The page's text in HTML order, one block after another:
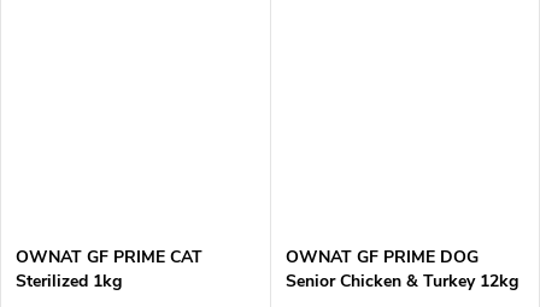
OWNAT GF PRIME CAT
Sterilized 1kg
OWNAT GF PRIME DOG
Senior Chicken & Turkey 12kg